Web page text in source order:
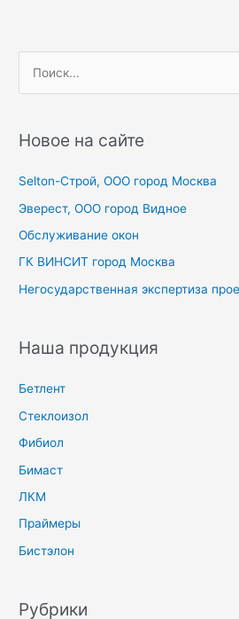
с
:
Новое на сайте
Selton-Строй, OOO город Москва
Эверест, ООО город Видное
Обслуживание окон
ГК ВИНСИТ город Москва
Негосударственная экспертиза
Наша продукция
Бетлент
Стеклоизол
Фибиол
Бимаст
ЛКМ
Праймеры
Бистэлон
Рубрики